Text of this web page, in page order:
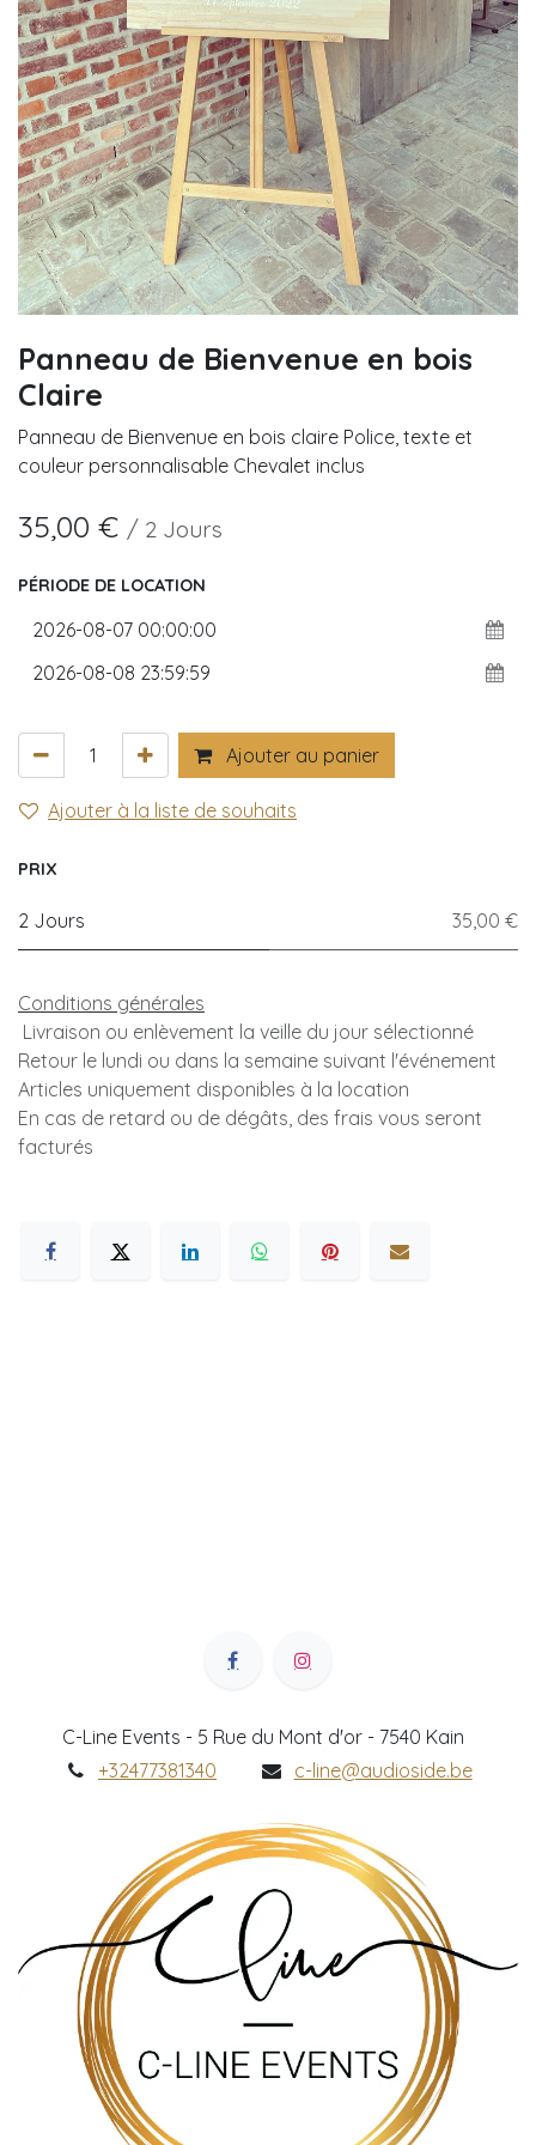
Panneau de Bienvenue en bois
Claire
Panneau de Bienvenue en bois claire Police, texte et
couleur personnalisable Chevalet inclus
35,00 € / 2 Jours
PÉRIODE DE LOCATION
Ajouter au panier
Ajouter à la liste de souhaits
PRIX
2 Jours 35,00 €
Conditions générales
Livraison ou enlèvement la veille du jour sélectionné
Retour le lundi ou dans la semaine suivant l'événement
Articles uniquement disponibles à la location
En cas de retard ou de dégâts, des frais vous seront
facturés
C-Line Events - 5 Rue du Mont d'or - 7540 Kain
+32477381340
c-line@audioside.be